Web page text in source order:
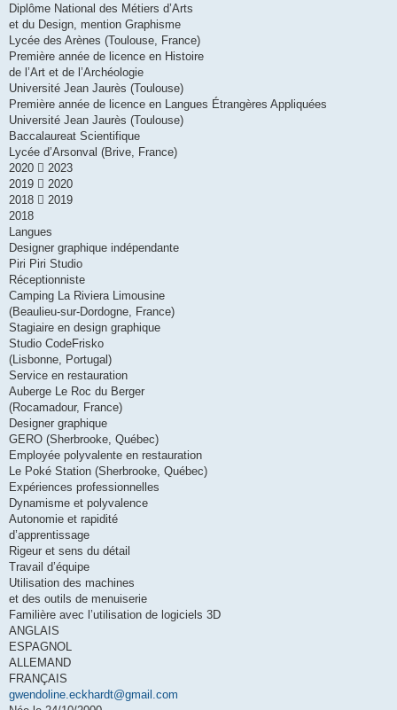
Diplôme National des Métiers d’Arts
et du Design, mention Graphisme
Lycée des Arènes (Toulouse, France)
Première année de licence en Histoire
de l’Art et de l’Archéologie
Université Jean Jaurès (Toulouse)
Première année de licence en Langues Étrangères Appliquées
Université Jean Jaurès (Toulouse)
Baccalaureat Scientifique
Lycée d’Arsonval (Brive, France)
2020  2023
2019  2020
2018  2019
2018
Langues
Designer graphique indépendante
Piri Piri Studio
Réceptionniste
Camping La Riviera Limousine
(Beaulieu-sur-Dordogne, France)
Stagiaire en design graphique
Studio CodeFrisko
(Lisbonne, Portugal)
Service en restauration
Auberge Le Roc du Berger
(Rocamadour, France)
Designer graphique
GERO (Sherbrooke, Québec)
Employée polyvalente en restauration
Le Poké Station (Sherbrooke, Québec)
Expériences professionnelles
Dynamisme et polyvalence
Autonomie et rapidité
d’apprentissage
Rigeur et sens du détail
Travail d’équipe
Utilisation des machines
et des outils de menuiserie
Familière avec l’utilisation de logiciels 3D
ANGLAIS
ESPAGNOL
ALLEMAND
FRANÇAIS
gwendoline.eckhardt@gmail.com